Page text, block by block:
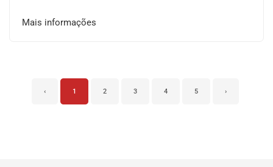
Mais informações
‹ 1 2 3 4 5 ›